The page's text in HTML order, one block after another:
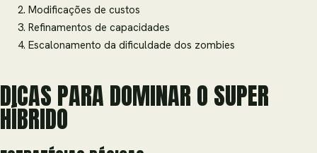
Modificações de custos
Refinamentos de capacidades
Escalonamento da dificuldade dos zombies
DICAS PARA DOMINAR O SUPER
HÍBRIDO